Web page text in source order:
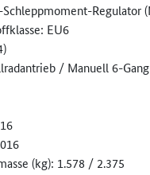
Regulator
EU6
/ Manuell 6-Gang
(kg): 1.578 / 2.375